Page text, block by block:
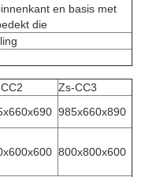
en basis met
die
Zs-CC3
985x660x890
800x800x600